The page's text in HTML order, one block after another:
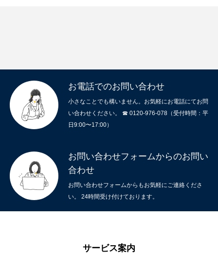
お電話でのお問い合わせ
小さなことでも構いません。お気軽にお電話にてお問
い合わせください。 ☎ 0120-976-078（受付時間：平
日9:00〜17:00）
お問い合わせフォームからのお問い
合わせ
お問い合わせフォームからもお気軽にご連絡くださ
い。 24時間受け付けております。
サービス案内